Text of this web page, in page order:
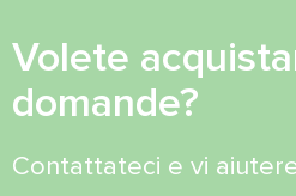
Volete
domande?
Contattateci e vi